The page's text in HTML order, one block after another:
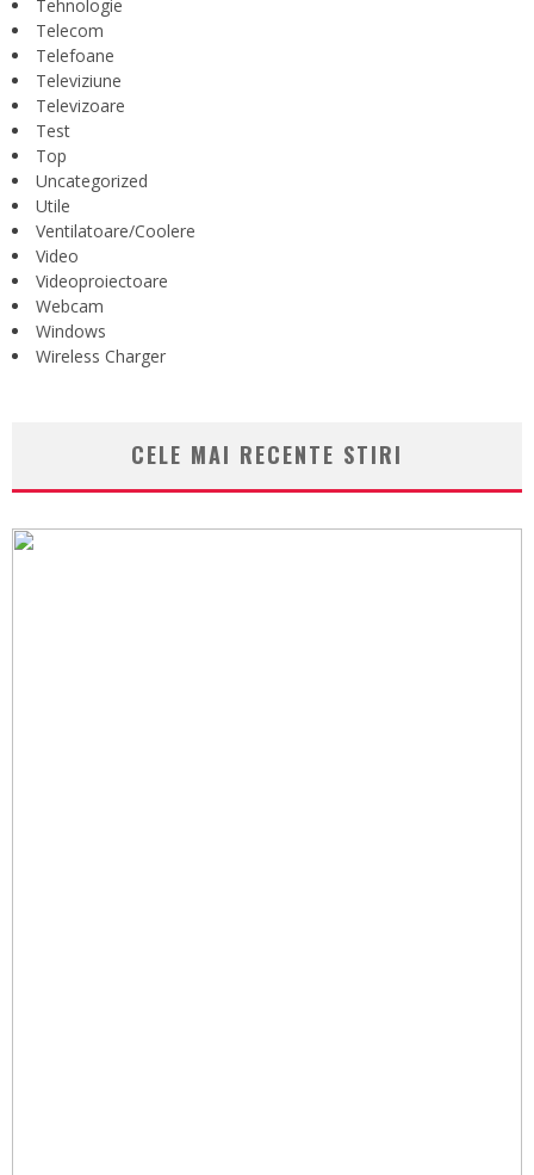
Tehnologie
Telecom
Telefoane
Televiziune
Televizoare
Test
Top
Uncategorized
Utile
Ventilatoare/Coolere
Video
Videoproiectoare
Webcam
Windows
Wireless Charger
CELE MAI RECENTE STIRI